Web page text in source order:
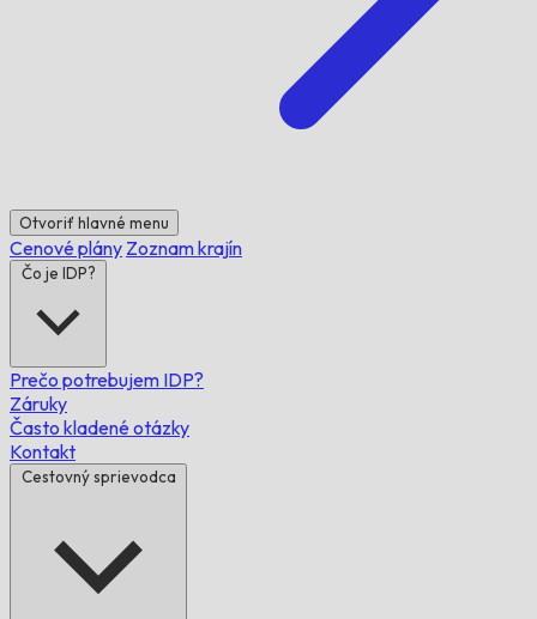
Otvoriť hlavné menu
Cenové plány Zoznam krajín
Čo je IDP?
Prečo potrebujem IDP?
Záruky
Často kladené otázky
Kontakt
Cestovný sprievodca